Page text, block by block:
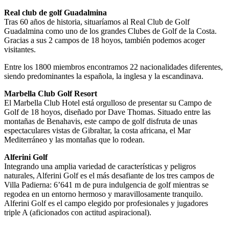
Real club de golf Guadalmina
Tras 60 años de historia, situaríamos al Real Club de Golf
Guadalmina como uno de los grandes Clubes de Golf de la Costa.
Gracias a sus 2 campos de 18 hoyos, también podemos acoger
visitantes.
Entre los 1800 miembros encontramos 22 nacionalidades diferentes,
siendo predominantes la española, la inglesa y la escandinava.
Marbella Club Golf Resort
El Marbella Club Hotel está orgulloso de presentar su Campo de
Golf de 18 hoyos, diseñado por Dave Thomas. Situado entre las
montañas de Benahavis, este campo de golf disfruta de unas
espectaculares vistas de Gibraltar, la costa africana, el Mar
Mediterráneo y las montañas que lo rodean.
Alferini Golf
Integrando una amplia variedad de características y peligros
naturales, Alferini Golf es el más desafiante de los tres campos de
Villa Padierna: 6’641 m de pura indulgencia de golf mientras se
regodea en un entorno hermoso y maravillosamente tranquilo.
Alferini Golf es el campo elegido por profesionales y jugadores
triple A (aficionados con actitud aspiracional).